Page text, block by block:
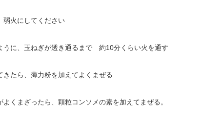
火にしてください
に、玉ねぎが透き通るまで 約10分くらい火を通す
たら、薄力粉を加えてよくまぜる
くまざったら、顆粒コンソメの素を加えてまぜる。